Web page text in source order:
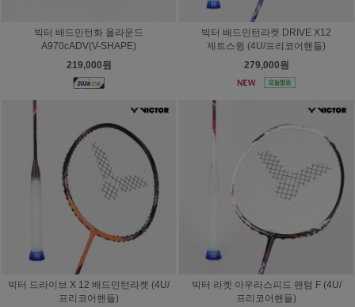
빅터 배드민턴화 올라운드
A970cADV(V-SHAPE)
219,000원
빅터 배드민턴라켓 DRIVE X12
제트스윙 (4U/프리코어핸들)
279,000원
빅터 드라이브 X 12 배드민턴라켓 (4U/
프리코어핸들)
빅터 라켓 아우라스피드 팬텀 F (4U/
프리코어핸들)